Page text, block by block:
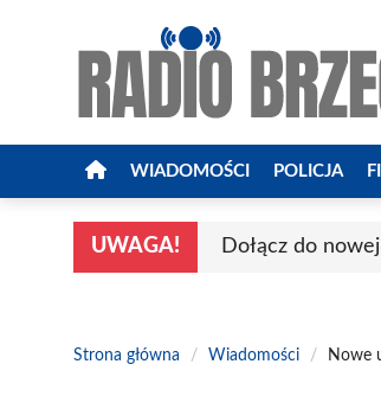
WIADOMOŚCI POLICJA
UWAGA! Dołącz do
Strona główna / Wiadomości / Nowe